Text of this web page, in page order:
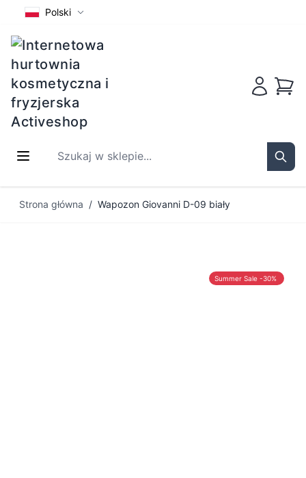
Polski
Szukaj w sklepie...
Strona główna / Wapozon Giovanni D-09 biały
Summer Sale -30%